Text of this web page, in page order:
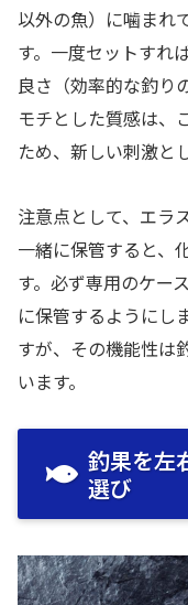
以外の魚）に噛まれ
す。一度セットすれ
良さ（効率的な釣り
モチとした質感は、
ため、新しい刺激と
注意点として、エラ
一緒に保管すると、
す。必ず専用のケー
に保管するようにし
すが、その機能性は
います。
釣果を左
選び